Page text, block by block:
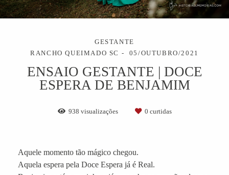
GESTANTE
RANCHO QUEIMADO SC
05/OUTUBRO/2021
ENSAIO GESTANTE | DOCE
ESPERA DE BENJAMIM
938 visualizações 0 curtidas
Aquele momento tão mágico chegou.
Aquela espera pela Doce Espera já é Real.